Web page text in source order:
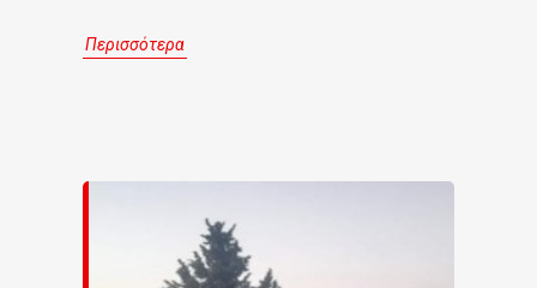
Περισσότερα